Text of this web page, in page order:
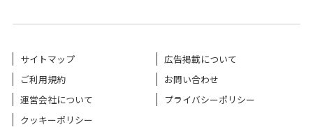
サイトマップ
広告掲載について
ご利用規約
お問い合わせ
運営会社について
プライバシーポリシー
クッキーポリシー